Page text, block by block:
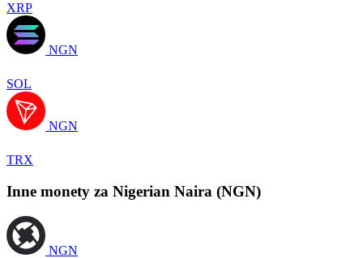
XRP
NGN
SOL
NGN
TRX
Inne monety za Nigerian Naira (NGN)
NGN